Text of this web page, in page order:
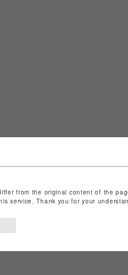
from the original content of the
service. Thank you for your